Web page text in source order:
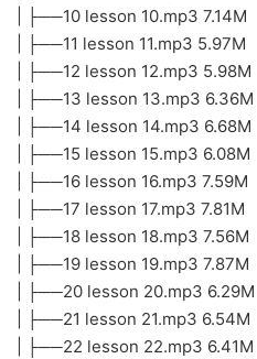
| ├──10 lesson 10.mp3 7.14M
| ├──11 lesson 11.mp3 5.97M
| ├──12 lesson 12.mp3 5.98M
| ├──13 lesson 13.mp3 6.36M
| ├──14 lesson 14.mp3 6.68M
| ├──15 lesson 15.mp3 6.08M
| ├──16 lesson 16.mp3 7.59M
| ├──17 lesson 17.mp3 7.81M
| ├──18 lesson 18.mp3 7.56M
| ├──19 lesson 19.mp3 7.87M
| ├──20 lesson 20.mp3 6.29M
| ├──21 lesson 21.mp3 6.54M
| ├──22 lesson 22.mp3 6.41M